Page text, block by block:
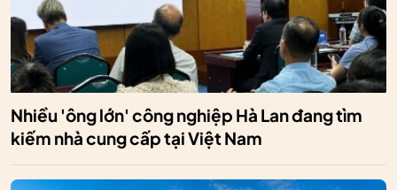
Nhiều 'ông lớn' công nghiệp Hà Lan đang tìm
kiếm nhà cung cấp tại Việt Nam